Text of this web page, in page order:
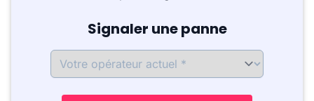
Signaler une panne